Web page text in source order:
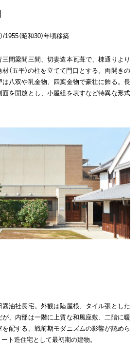
/1955（昭和30）年頃移築
間梁間三間、切妻造本瓦葺で、棟通りより
（五平）の柱を立てて門口とする。両開きの
八双や乳金物、四葉金物で豪壮に飾る。長
を開放とし、小屋組を表すなど特異な形式
油社長宅。外観は陸屋根、タイル張とした
、内部は一階に上質な和風座敷、二階に暖
配する。戦前期モダニズムの影響が認めら
ト造住宅として最初期の建物。